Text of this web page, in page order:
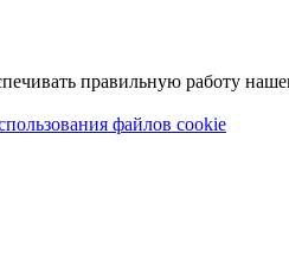
правильную работу
файлов cookie